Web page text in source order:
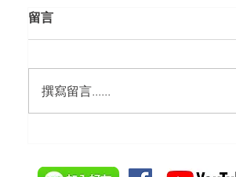
留言
撰寫留言......